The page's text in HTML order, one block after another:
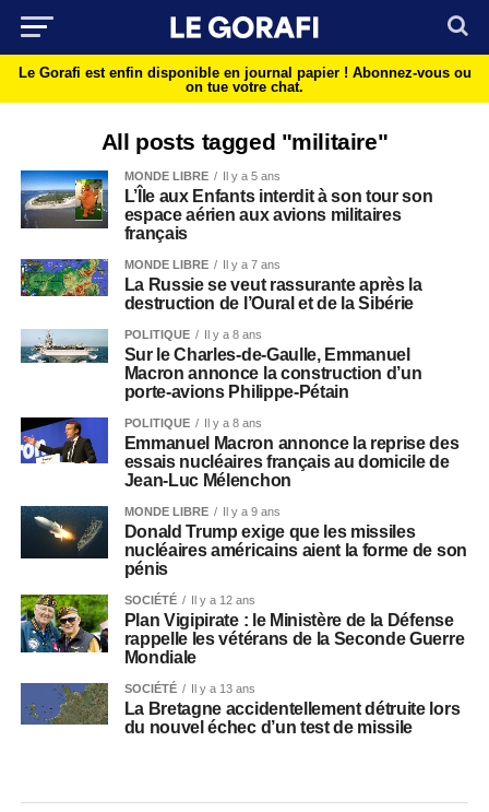
Le Gorafi est enfin disponible en journal papier ! Abonnez-vous ou
on tue votre chat.
All posts tagged "militaire"
MONDE LIBRE Il y a 5 ans
L’Île aux Enfants interdit à son tour son
espace aérien aux avions militaires
français
MONDE LIBRE Il y a 7 ans
La Russie se veut rassurante après la
destruction de l’Oural et de la Sibérie
POLITIQUE Il y a 8 ans
Sur le Charles-de-Gaulle, Emmanuel
Macron annonce la construction d’un
porte-avions Philippe-Pétain
POLITIQUE Il y a 8 ans
Emmanuel Macron annonce la reprise des
essais nucléaires français au domicile de
Jean-Luc Mélenchon
MONDE LIBRE Il y a 9 ans
Donald Trump exige que les missiles
nucléaires américains aient la forme de son
pénis
SOCIÉTÉ Il y a 12 ans
Plan Vigipirate : le Ministère de la Défense
rappelle les vétérans de la Seconde Guerre
Mondiale
SOCIÉTÉ Il y a 13 ans
La Bretagne accidentellement détruite lors
du nouvel échec d’un test de missile